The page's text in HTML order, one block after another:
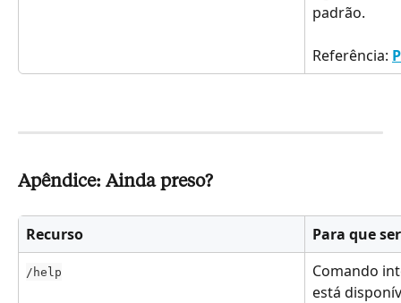
padrão.
Referência:
Apêndice: Ainda preso?
Recurso Para que
/help
Comando
está